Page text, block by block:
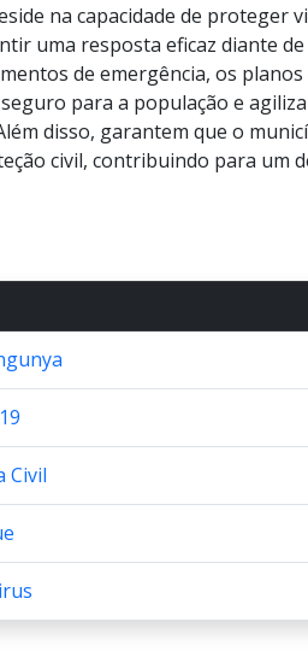
na capacidade de proteger
uma resposta eficaz diante
de emergência, os
para a população e
disso, garantem que o
civil, contribuindo para um
Civil